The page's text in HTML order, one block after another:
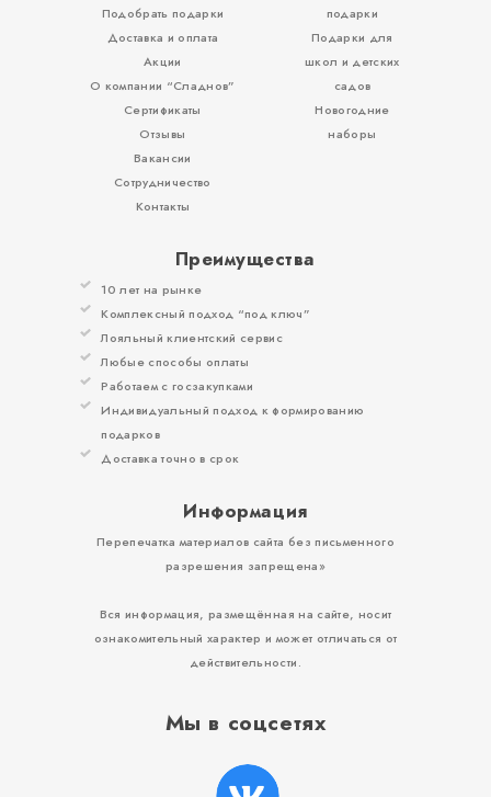
Мы в соцсетях
Подобрать подарки
Доставка и оплата
Акции
О компании “Сладнов”
Сертификаты
Отзывы
Вакансии
Сотрудничество
Контакты
подарки
Подарки для
школ и детских
садов
Новогодние
наборы
Преимущества
10 лет на рынке
Комплексный подход “под ключ”
Лояльный клиентский сервис
Любые способы оплаты
Работаем с госзакупками
Индивидуальный подход к формированию
подарков
Доставка точно в срок
Информация
Перепечатка материалов сайта без письменного
разрешения запрещена»
Вся информация, размещённая на сайте, носит
ознакомительный характер и может отличаться от
действительности.